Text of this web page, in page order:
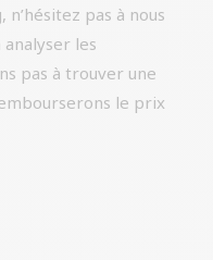
pas à nous
analyser les
pas à trouver une
le prix